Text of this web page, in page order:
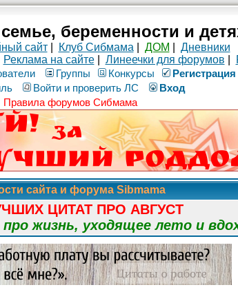
беременности и
сайт| Клуб Сибмама ДОМ
Дневники
Реклама на сайте| Линеечки для форумов
Группы Конкурсы
Рeгиcтpaция
Войти и проверить ЛС
Вход
Правила форумов Сибмама
сайта и форума Sibmama
ЦИТАТ ПРО АВГУСТ
жизнь, уходящее лето и